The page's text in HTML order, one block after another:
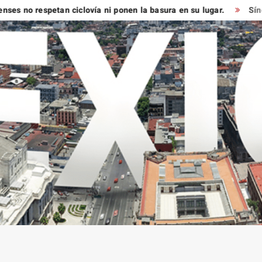
respetan ciclovía ni ponen la basura en su lugar. Síndico